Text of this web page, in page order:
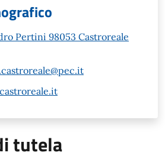
Pertini 98053 Castroreale
tutela